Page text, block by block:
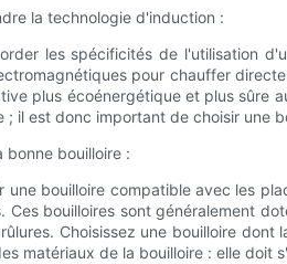
la technologie d'induction :
les spécificités de l'utilisation
pour chauffer
plus écoénergétique et plus sûre
; il est donc important de choisir une
bonne bouilloire :
une bouilloire compatible avec les
Ces bouilloires sont généralement
Choisissez une bouilloire
matériaux de la bouilloire : elle doit